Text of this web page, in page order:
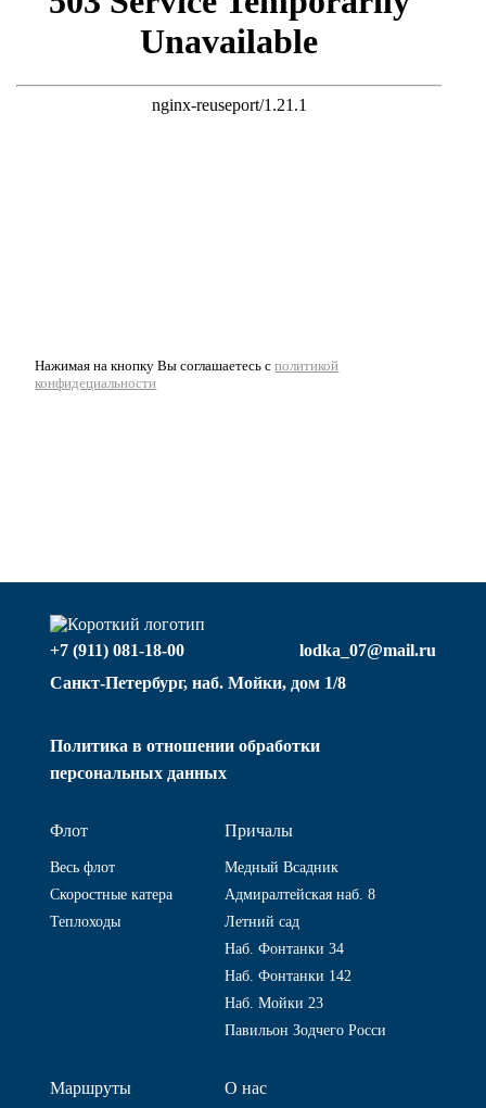
Нажимая на кнопку Вы соглашаетесь сполитикой
конфидециальности
+7 (911) 081-18-00
lodka_07@mail.ru
Санкт-Петербург, наб. Мойки, дом 1/8
Политика в отношении обработки
персональных данных
Флот
Весь флот
Скоростные катера
Теплоходы
Причалы
Медный Всадник
Адмиралтейская наб. 8
Летний сад
Наб. Фонтанки 34
Наб. Фонтанки 142
Наб. Мойки 23
Павильон Зодчего Росси
Маршруты О нас